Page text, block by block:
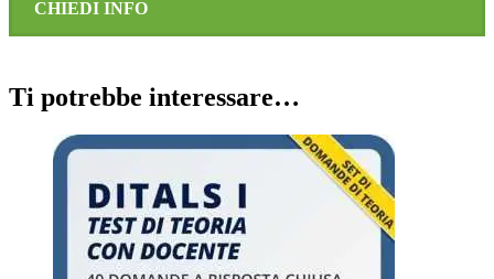
CHIEDI INFO
Ti potrebbe interessare…